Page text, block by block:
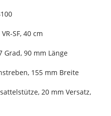
SF, 40 cm
Grad, 90 mm Länge
155 mm Breite
20 mm Versatz,